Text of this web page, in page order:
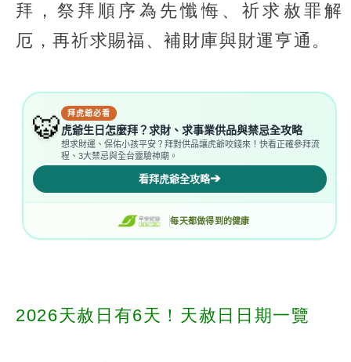
拜，祭拜順序為先懺悔、祈求赦罪解
厄，再祈求賜福、補財庫與財運亨通。
2026天赦日有6天！天赦日日期一覽